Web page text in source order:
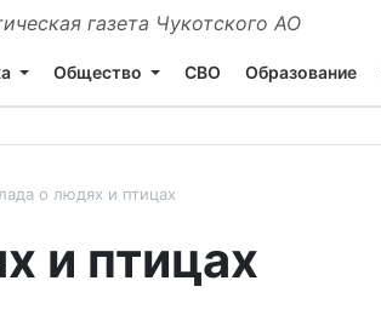
газета Чукотского АО
Общество СВО Образование
о людях и птицах
и птицах